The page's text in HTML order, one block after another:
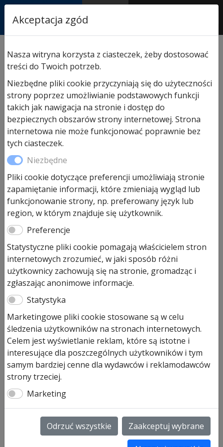
AUTORYZOWANY
PARTNER & SERWIS
przemysłowych/ Sprężyna L110 do bramy
segmentowej przemysłowej STE/SPU30/40
Akceptacja zgód
Nasza witryna korzysta z ciasteczek, żeby dostosować
treści do Twoich potrzeb.
Niezbędne pliki cookie przyczyniają się do użyteczności
strony poprzez umożliwianie podstawowych funkcji
takich jak nawigacja na stronie i dostęp do
bezpiecznych obszarów strony internetowej. Strona
internetowa nie może funkcjonować poprawnie bez
tych ciasteczek.
Niezbędne
Pliki cookie dotyczące preferencji umożliwiają stronie
zapamiętanie informacji, które zmieniają wygląd lub
funkcjonowanie strony, np. preferowany język lub
region, w którym znajduje się użytkownik.
Preferencje
Statystyczne pliki cookie pomagają właścicielem stron
internetowych zrozumieć, w jaki sposób różni
użytkownicy zachowują się na stronie, gromadząc i
zgłaszając anonimowe informacje.
Statystyka
Marketingowe pliki cookie stosowane są w celu
śledzenia użytkowników na stronach internetowych.
Celem jest wyświetlanie reklam, które są istotne i
interesujące dla poszczególnych użytkowników i tym
samym bardziej cenne dla wydawców i reklamodawców
strony trzeciej.
Marketing
Odrzuć wszystkie Zaakceptuj wybrane